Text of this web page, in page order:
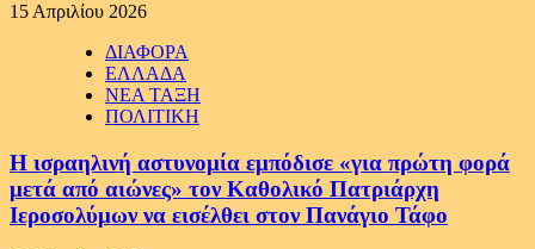
15 Απριλίου 2026
ΔΙΑΦΟΡΑ
ΕΛΛΑΔΑ
ΝΕΑ ΤΑΞΗ
ΠΟΛΙΤΙΚΗ
Η ισραηλινή αστυνομία εμπόδισε «για πρώτη φορά
μετά από αιώνες» τον Καθολικό Πατριάρχη
Ιεροσολύμων να εισέλθει στον Πανάγιο Τάφο